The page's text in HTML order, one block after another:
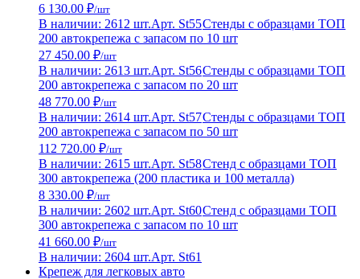
6 130.00 ₽/шт
В наличии: 2612 шт.Арт. St55Стенды с образцами ТОП
200 автокрепежа с запасом по 10 шт
27 450.00 ₽/шт
В наличии: 2613 шт.Арт. St56Стенды с образцами ТОП
200 автокрепежа с запасом по 20 шт
48 770.00 ₽/шт
В наличии: 2614 шт.Арт. St57Стенды с образцами ТОП
200 автокрепежа с запасом по 50 шт
112 720.00 ₽/шт
В наличии: 2615 шт.Арт. St58Стенд с образцами ТОП
300 автокрепежа (200 пластика и 100 металла)
8 330.00 ₽/шт
В наличии: 2602 шт.Арт. St60Стенд с образцами ТОП
300 автокрепежа с запасом по 10 шт
41 660.00 ₽/шт
В наличии: 2604 шт.Арт. St61
Крепеж для легковых авто